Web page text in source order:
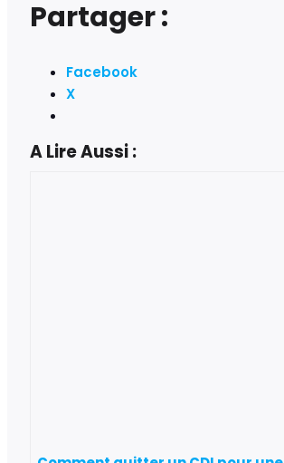
Partager :
Facebook
X
A Lire Aussi :